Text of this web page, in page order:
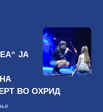
ЈА
ВО ОХРИД